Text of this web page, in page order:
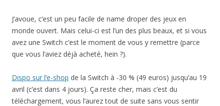
J’avoue, c’est un peu facile de name droper des jeux en
monde ouvert. Mais celui-ci est l’un des plus beaux, et si vous
avez une Switch c’est le moment de vous y remettre (parce
que vous l’aviez déjà acheté, hein ?).
Dispo sur l’e-shop de la Switch à -30 % (49 euros) jusqu’au 19
avril (c’est dans 4 jours). Ça reste cher, mais c’est du
téléchargement, vous l’aurez tout de suite sans vous sentir